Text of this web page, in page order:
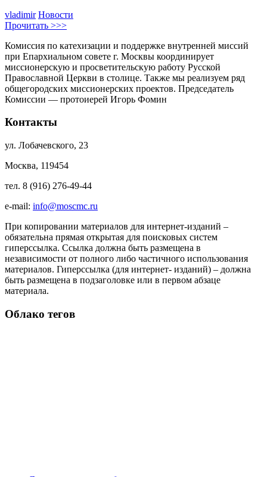
vladimir Новости
Прочитать >>>
Комиссия по катехизации и поддержке внутренней миссий
при Епархиальном совете г. Москвы координирует
миссионерскую и просветительскую работу Русской
Православной Церкви в столице. Также мы реализуем ряд
общегородских миссионерских проектов. Председатель
Комиссии — протоиерей Игорь Фомин
Контакты
ул. Лобачевского, 23
Москва, 119454
тел. 8 (916) 276-49-44
e-mail: info@moscmc.ru
При копировании материалов для интернет-изданий –
обязательна прямая открытая для поисковых систем
гиперссылка. Ссылка должна быть размещена в
независимости от полного либо частичного использования
материалов. Гиперссылка (для интернет- изданий) – должна
быть размещена в подзаголовке или в первом абзаце
материала.
Облако тегов